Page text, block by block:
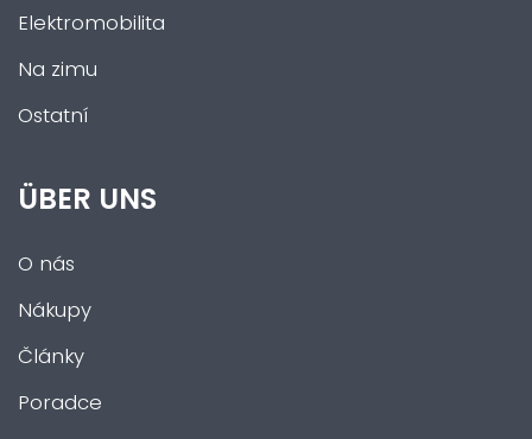
Elektromobilita
Na zimu
Ostatní
ÜBER UNS
O nás
Nákupy
Články
Poradce